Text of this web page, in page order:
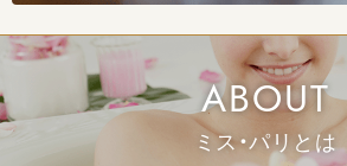
ABOUT
ミス・パリとは